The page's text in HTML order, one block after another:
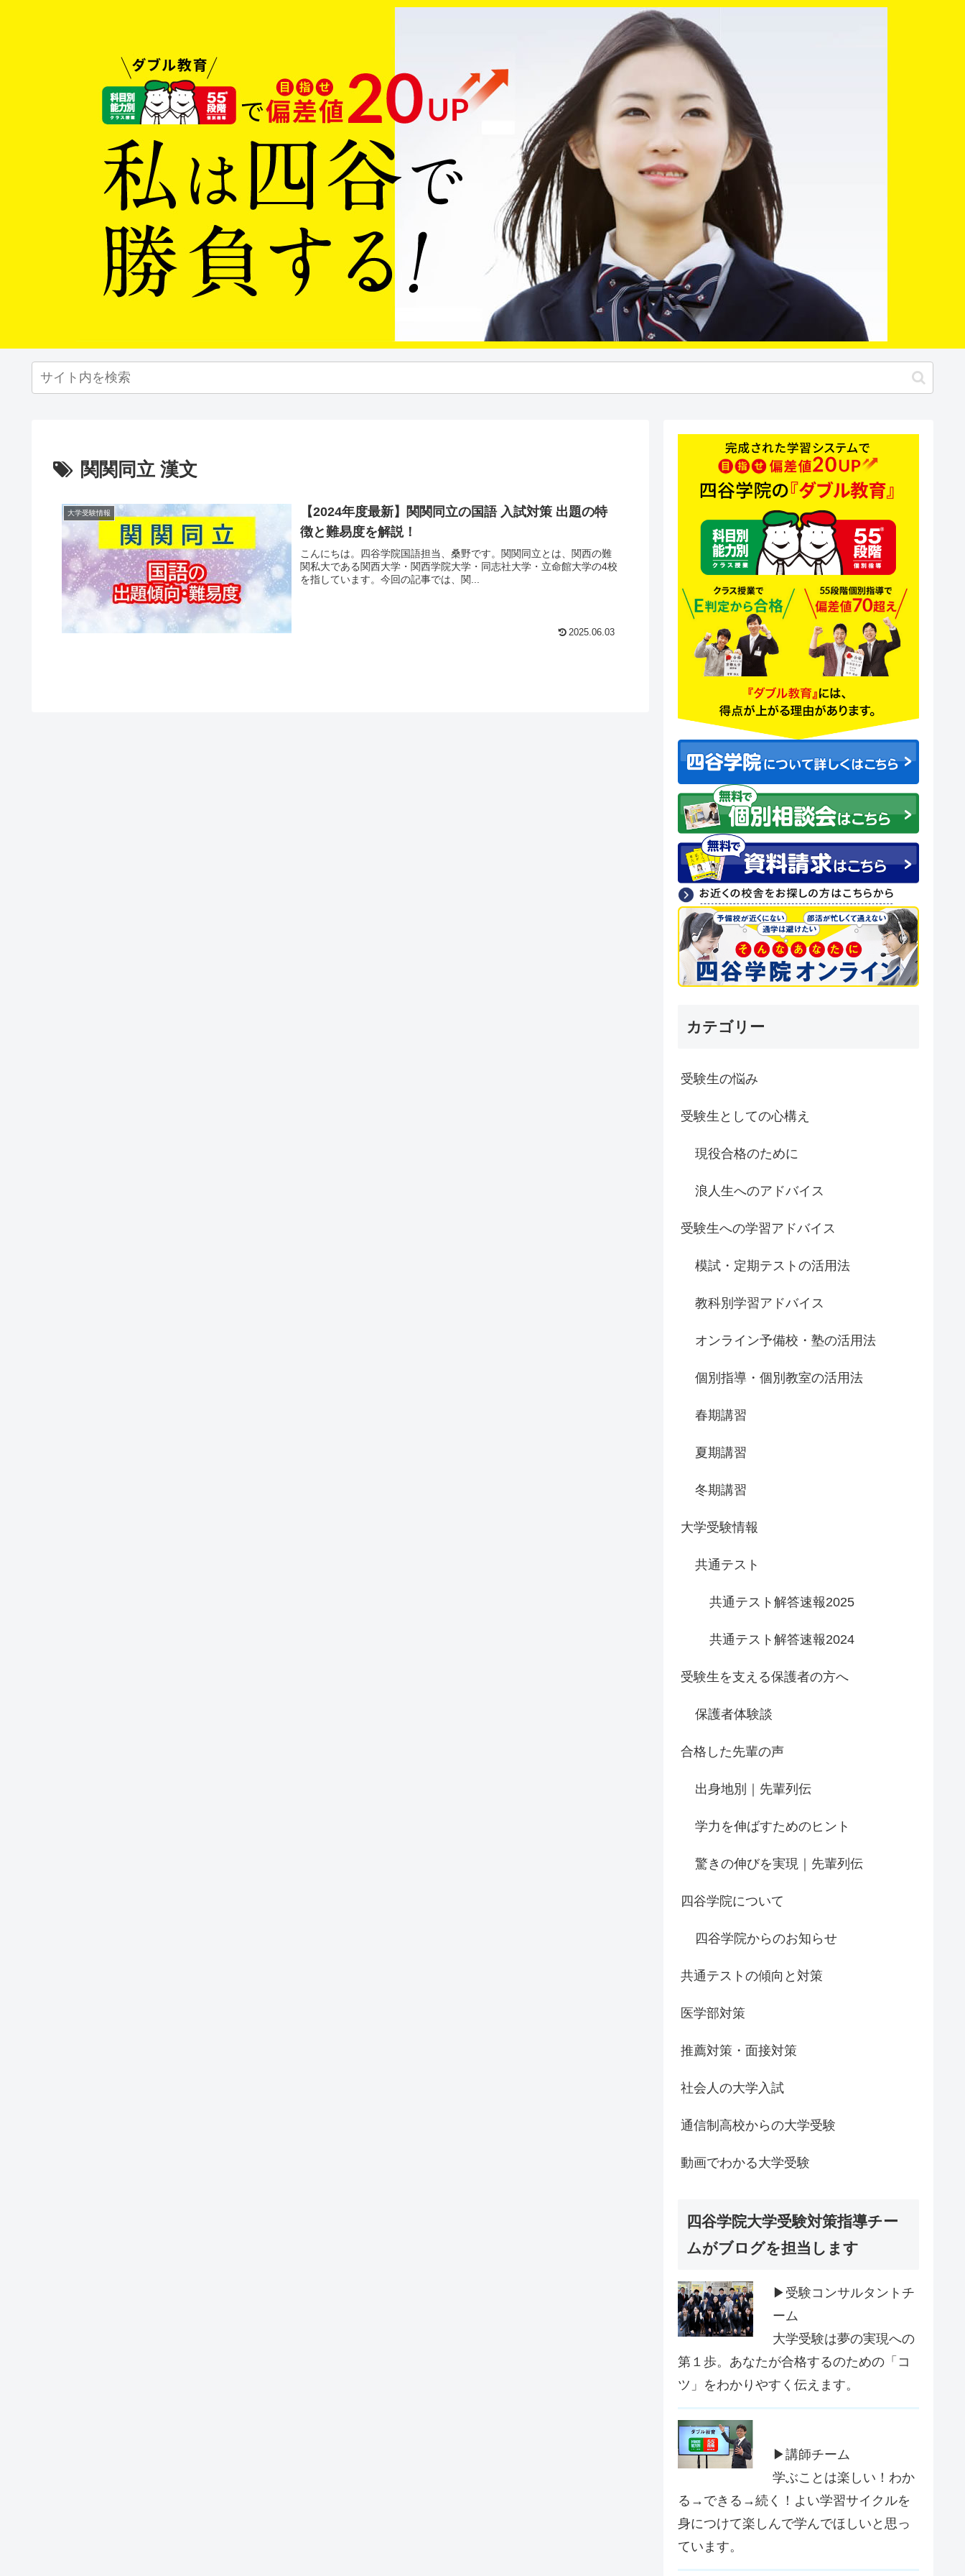
関関同立 漢文
大学受験情報
【2024年度最新】関関同立の国語 入試対策 出題の特
徴と難易度を解説！
こんにちは。四谷学院国語担当、桑野です。関関同立とは、関西の難
関私大である関西大学・関西学院大学・同志社大学・立命館大学の4校
を指しています。今回の記事では、関...
2025.06.03
カテゴリー
受験生の悩み
受験生としての心構え
現役合格のために
浪人生へのアドバイス
受験生への学習アドバイス
模試・定期テストの活用法
教科別学習アドバイス
オンライン予備校・塾の活用法
個別指導・個別教室の活用法
春期講習
夏期講習
冬期講習
大学受験情報
共通テスト
共通テスト解答速報2025
共通テスト解答速報2024
受験生を支える保護者の方へ
保護者体験談
合格した先輩の声
出身地別｜先輩列伝
学力を伸ばすためのヒント
驚きの伸びを実現｜先輩列伝
四谷学院について
四谷学院からのお知らせ
共通テストの傾向と対策
医学部対策
推薦対策・面接対策
社会人の大学入試
通信制高校からの大学受験
動画でわかる大学受験
四谷学院大学受験対策指導チー
ムがブログを担当します
▶受験コンサルタントチ
ーム
大学受験は夢の実現への
第１歩。あなたが合格するのための「コ
ツ」をわかりやすく伝えます。
▶講師チーム
学ぶことは楽しい！わか
る→できる→続く！よい学習サイクルを
身につけて楽しんで学んでほしいと思っ
ています。